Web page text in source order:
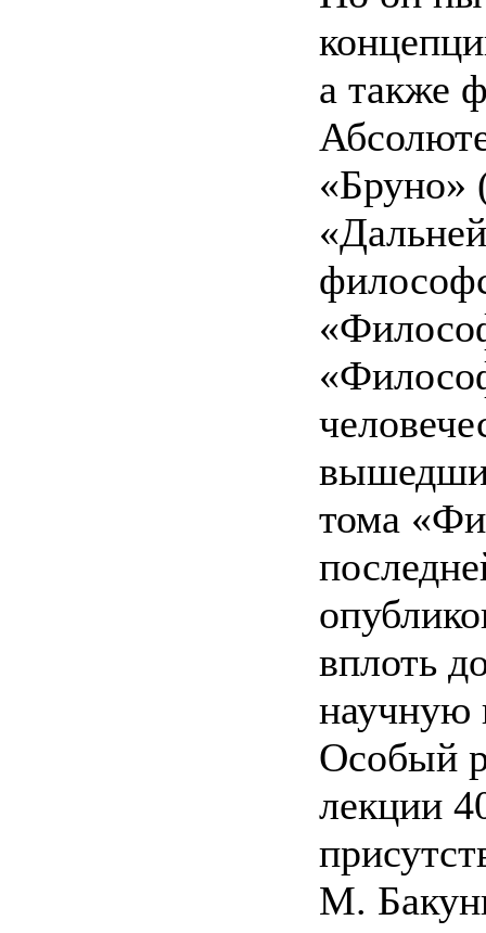
а также
«Бруно»
тома
вплоть
научную
Особый
лекции
М.